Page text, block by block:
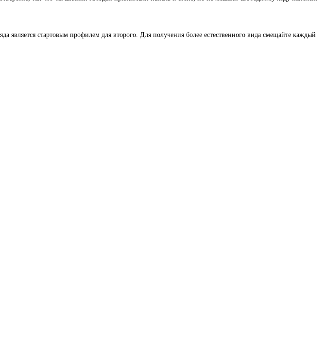
является стартовым профилем для второго. Для получения более естественного вида смещайте каждый